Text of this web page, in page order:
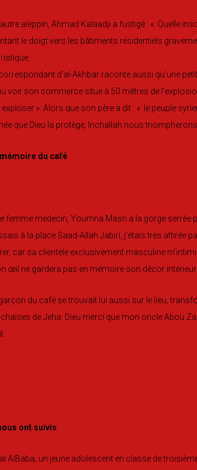
aleppin, Ahmad Kalaadji a fustigé : « Quelle
le doigt vers les bâtiments résidentiels
correspondant d’al-Akhbar raconte aussi qu’une
voir son commerce situe à 50 mètres de
exploser ». Alors que son père a dit : « le peuple
que Dieu la protège, Inchallah nous triompherons
mémoire du café
femme médecin, Youmna Masri a la gorge serrée
à la place Saad-Allah Jabiri, j’étais très attirée
car sa clientèle exclusivement masculine
œil ne gardera pas en mémoire son décor intérieur
garçon du café se trouvait lui aussi sur le lieu,
chaises de Jeha. Dieu merci que mon oncle Abou
ont suivis
AlBaba, un jeune adolescent en classe de